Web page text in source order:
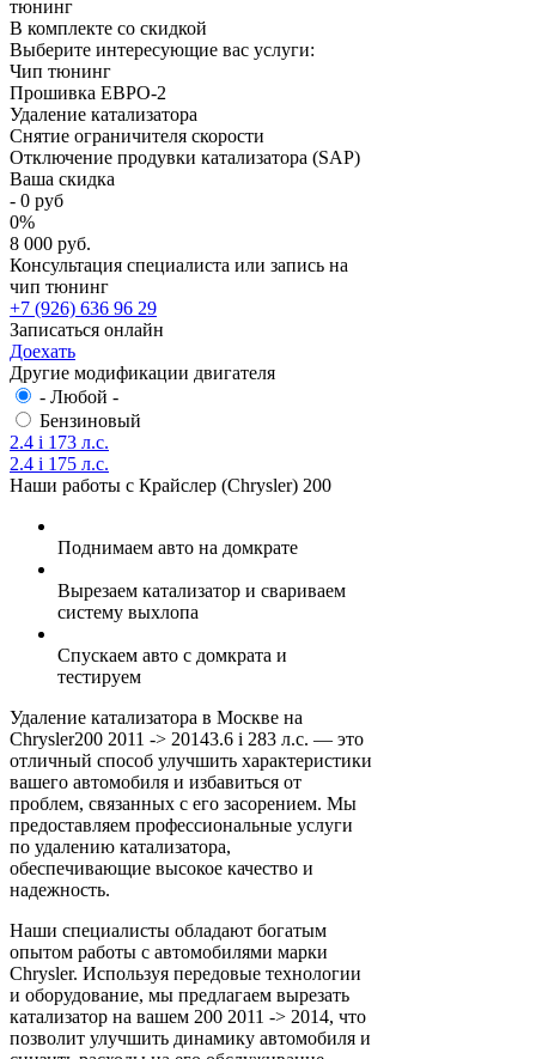
тюнинг
В комплекте со скидкой
Выберите интересующие вас услуги:
Чип тюнинг
Прошивка ЕВРО-2
Удаление катализатора
Снятие ограничителя скорости
Отключение продувки катализатора (SAP)
Ваша скидка
- 0 руб
0%
8 000 руб.
Консультация специалиста или запись на
чип тюнинг
+7 (926) 636 96 29
Записаться онлайн
Доехать
Другие модификации двигателя
- Любой -
Бензиновый
2.4 i 173 л.с.
2.4 i 175 л.с.
Наши работы с Крайслер (Chrysler) 200
Поднимаем авто на домкрате
Вырезаем катализатор и свариваем
систему выхлопа
Спускаем авто с домкрата и
тестируем
Удаление катализатора в Москве на
Chrysler200 2011 -> 20143.6 i 283 л.с. — это
отличный способ улучшить характеристики
вашего автомобиля и избавиться от
проблем, связанных с его засорением. Мы
предоставляем профессиональные услуги
по удалению катализатора,
обеспечивающие высокое качество и
надежность.
Наши специалисты обладают богатым
опытом работы с автомобилями марки
Chrysler. Используя передовые технологии
и оборудование, мы предлагаем вырезать
катализатор на вашем 200 2011 -> 2014, что
позволит улучшить динамику автомобиля и